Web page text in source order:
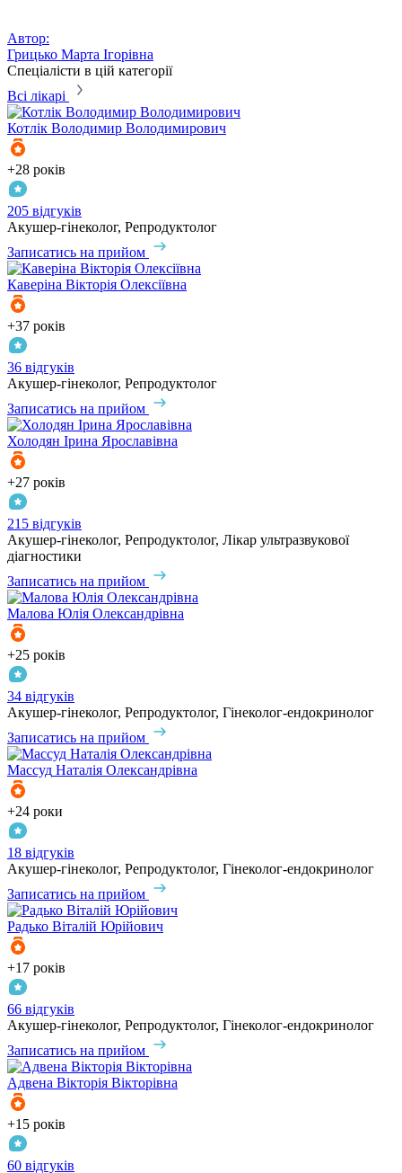
Автор:
Грицько Марта Ігорівна
Спеціалісти в цій категорії
Всі лікарі
Котлік Володимир Володимирович
+28 років
205 відгуків
Акушер-гінеколог, Репродуктолог
Записатись на прийом
Каверіна Вікторія Олексіївна
+37 років
36 відгуків
Акушер-гінеколог, Репродуктолог
Записатись на прийом
Холодян Ірина Ярославівна
+27 років
215 відгуків
Акушер-гінеколог, Репродуктолог, Лікар ультразвукової
діагностики
Записатись на прийом
Малова Юлія Олександрівна
+25 років
34 відгуків
Акушер-гінеколог, Репродуктолог, Гінеколог-ендокринолог
Записатись на прийом
Массуд Наталія Олександрівна
+24 роки
18 відгуків
Акушер-гінеколог, Репродуктолог, Гінеколог-ендокринолог
Записатись на прийом
Радько Віталій Юрійович
+17 років
66 відгуків
Акушер-гінеколог, Репродуктолог, Гінеколог-ендокринолог
Записатись на прийом
Адвена Вікторія Вікторівна
+15 років
60 відгуків